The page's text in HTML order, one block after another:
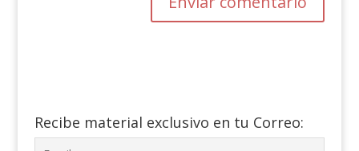
Recibe material exclusivo en tu Correo: